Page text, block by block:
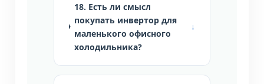
18. Есть ли смысл
покупать инвертор для
маленького офисного
холодильника?